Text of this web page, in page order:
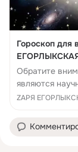
Гороскоп для
Обратите
являются